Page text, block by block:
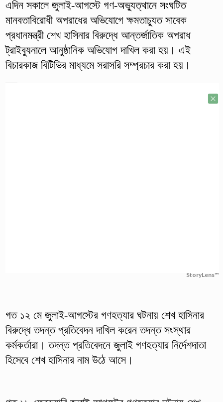
এদিন সকালে জুলাই-আগস্টে গণ-অভ্যুত্থানে সংঘটিত
মানবতাবিরোধী অপরাধের অভিযোগে ক্ষমতাচ্যুত সাবেক
প্রধানমন্ত্রী শেখ হাসিনার বিরুদ্ধে আন্তর্জাতিক অপরাধ
ট্রাইব্যুনালে আনুষ্ঠানিক অভিযোগ দাখিল করা হয়। এই
বিচারকাজ বিটিভির মাধ্যমে সরাসরি সম্প্রচার করা হয়।
StoryLens™
গত ১২ মে জুলাই-আগস্টের গণহত্যার ঘটনায় শেখ হাসিনার
বিরুদ্ধে তদন্ত প্রতিবেদন দাখিল করেন তদন্ত সংস্থার
কর্মকর্তারা। তদন্ত প্রতিবেদনে জুলাই গণহত্যার নির্দেশদাতা
হিসেবে শেখ হাসিনার নাম উঠে আসে।